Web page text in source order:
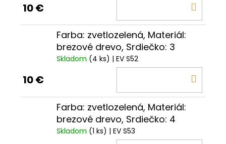
10 €
Farba: zvetlozelená, Materiál:
brezové drevo, Srdiečko: 3
Skladom (4 ks) | EV S52
10 €
Farba: zvetlozelená, Materiál:
brezové drevo, Srdiečko: 4
Skladom (1 ks) | EV S53